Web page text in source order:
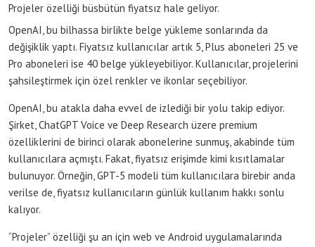
Projeler özelliği büsbütün fiyatsız hale geliyor.
OpenAI, bu bilhassa birlikte belge yükleme sonlarında da
değişiklik yaptı. Fiyatsız kullanıcılar artık 5, Plus aboneleri 25 ve
Pro aboneleri ise 40 belge yükleyebiliyor. Kullanıcılar, projelerini
şahsileştirmek için özel renkler ve ikonlar seçebiliyor.
OpenAI, bu atakla daha evvel de izlediği bir yolu takip ediyor.
Şirket, ChatGPT Voice ve Deep Research üzere premium
özelliklerini de birinci olarak abonelerine sunmuş, akabinde tüm
kullanıcılara açmıştı. Fakat, fiyatsız erişimde kimi kısıtlamalar
bulunuyor. Örneğin, GPT-5 modeli tüm kullanıcılara birebir anda
verilse de, fiyatsız kullanıcıların günlük kullanım hakkı sonlu
kalıyor.
“Projeler” özelliği şu an için web ve Android uygulamalarında